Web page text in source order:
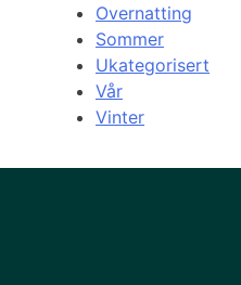
Overnatting
Sommer
Ukategorisert
Vår
Vinter